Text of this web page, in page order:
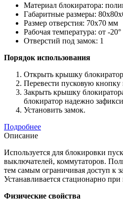
Материал блокиратора:
Габаритные размеры:
Размер отверстия: 70х70 мм
Рабочая температура: от -
Отверстий под замок: 1
Порядок использования
Открыть крышку
Перевести пусковую
Закрыть крышку
блокиратор надежно
Установить замок.
Подробнее
Описание
Используется для блокировки
выключателей, коммутаторов.
тем самым ограничивая доступ к
Устанавливается стационарно
Физические свойства